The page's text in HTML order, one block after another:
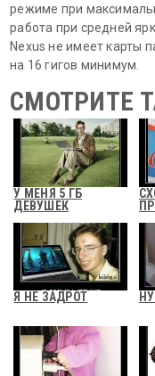
режиме при
работа при средней
Nexus не имеет карты
на 16 гигов минимум.
СМОТРИТЕ
У МЕНЯ 5 ГБ
ДЕВУШЕК
Я НЕ ЗАДРОТ